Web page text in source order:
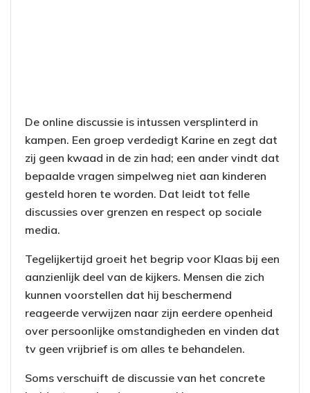
De online discussie is intussen versplinterd in
kampen. Een groep verdedigt Karine en zegt dat
zij geen kwaad in de zin had; een ander vindt dat
bepaalde vragen simpelweg niet aan kinderen
gesteld horen te worden. Dat leidt tot felle
discussies over grenzen en respect op sociale
media.
Tegelijkertijd groeit het begrip voor Klaas bij een
aanzienlijk deel van de kijkers. Mensen die zich
kunnen voorstellen dat hij beschermend
reageerde verwijzen naar zijn eerdere openheid
over persoonlijke omstandigheden en vinden dat
tv geen vrijbrief is om alles te behandelen.
Soms verschuift de discussie van het concrete